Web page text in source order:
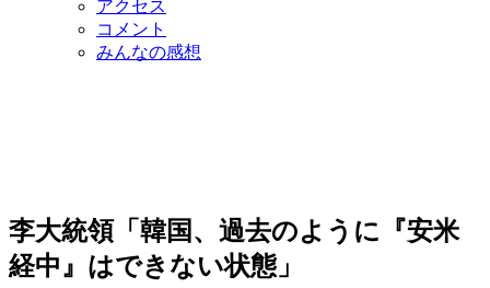
アクセス
コメント
みんなの感想
李大統領「韓国、過去のように『安米
経中』はできない状態」